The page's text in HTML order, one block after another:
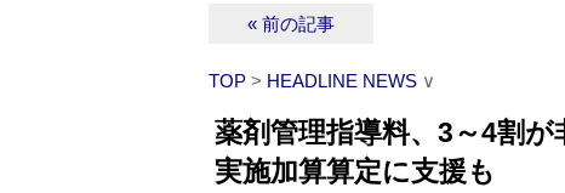
« 前の記事
TOP > HEADLINE NEWS ∨
薬剤管理指導料、3～4割が
実施加算算定に支援も